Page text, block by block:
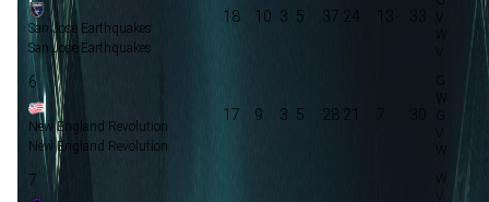
San Jose Earthquakes
San Jose Earthquakes
18 10 3 5 37:24 13 33
6
New England Revolution
New England Revolution
17 9 3 5 28:21 7 30
7